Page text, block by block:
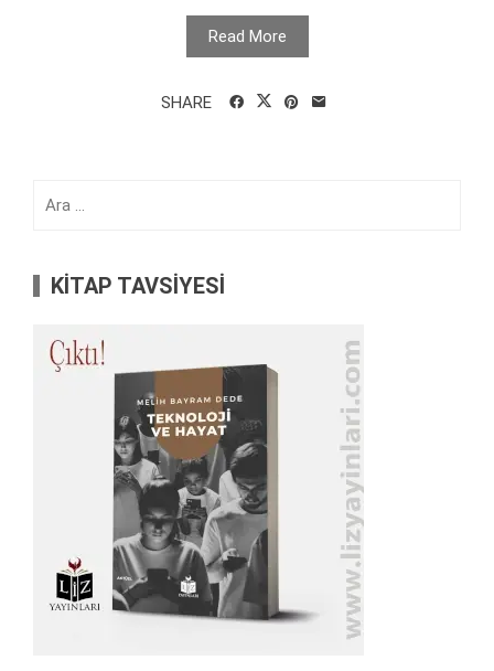
Read More
SHARE
KİTAP TAVSİYESİ